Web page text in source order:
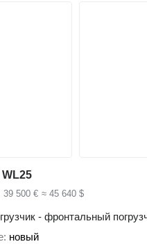
39 500 € ≈ 45 640 $
- фронтальный
новый